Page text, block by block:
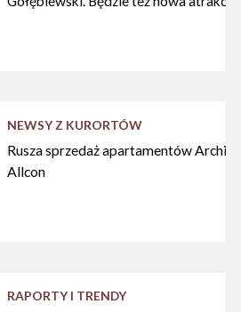
NEWSY Z KURORTÓW
Rusza sprzedaż apartamentów
Allcon
RAPORTY I TRENDY